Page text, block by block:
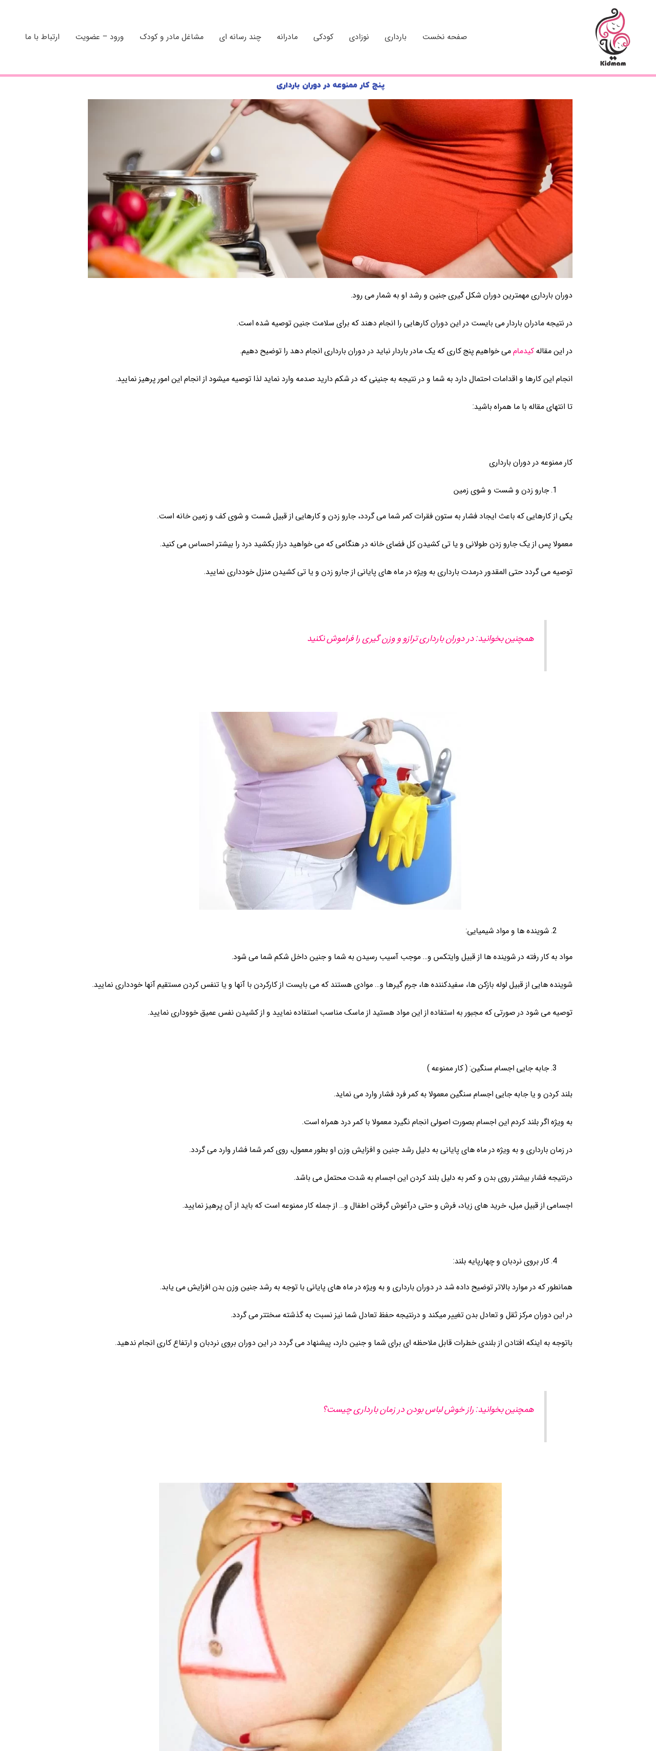
صفحه نخست بارداری نوزادی کودکی مادرانه چند رسانه ای مشاغل مادر و کودک ورود – عضویت ارتباط با ما
پنج کار ممنوعه در دوران بارداری
دوران بارداری مهمترین دوران شکل گیری جنین و رشد او به شمار می رود.
در نتیجه مادران باردار می بایست در این دوران کارهایی را انجام دهند که برای سلامت جنین توصیه شده است.
در این مقالهکیدمام می خواهیم پنج کاری که یک مادر باردار نباید در دوران بارداری انجام دهد را توضیح دهیم.
انجام این کارها و اقدامات احتمال دارد به شما و در نتیجه به جنینی که در شکم دارید صدمه وارد نماید لذا توصیه میشود از انجام این امور پرهیز نمایید.
تا انتهای مقاله با ما همراه باشید:
کار ممنوعه در دوران بارداری
جارو زدن و شست و شوی زمین
یکی از کارهایی که باعث ایجاد فشار به ستون فقرات کمر شما می گردد، جارو زدن و کارهایی از قبیل شست و شوی کف و زمین خانه است.
معمولا پس از یک جارو زدن طولانی و یا تی کشیدن کل فضای خانه در هنگامی که می خواهید دراز بکشید درد را بیشتر احساس می کنید.
توصیه می گردد حتی المقدور درمدت بارداری به ویژه در ماه های پایانی از جارو زدن و یا تی کشیدن منزل خودداری نمایید.
همچنین بخوانید: در دوران بارداری ترازو و وزن گیری را فراموش نکنید
شوینده ها و مواد شیمیایی:
مواد به کار رفته در شوینده ها از قبیل وایتکس و… موجب آسیب رسیدن به شما و جنین داخل شکم شما می شود.
شوینده هایی از قبیل لوله بازکن ها، سفیدکننده ها، جرم گیرها و… موادی هستند که می بایست از کارکردن با آنها و یا تنفس کردن مستقیم آنها خودداری نمایید.
توصیه می شود در صورتی که مجبور به استفاده از این مواد هستید از ماسک مناسب استفاده نمایید و از کشیدن نفس عمیق خووداری نمایید.
جابه جایی اجسام سنگین: ( کار ممنوعه )
بلند کردن و یا جابه جایی اجسام سنگین معمولا به کمر فرد فشار وارد می نماید.
به ویژه اگر بلند کردم این اجسام بصورت اصولی انجام نگیرد معمولا با کمر درد همراه است.
در زمان بارداری و به ویژه در ماه های پایانی به دلیل رشد جنین و افزایش وزن او بطور معمول، روی کمر شما فشار وارد می گردد.
درنتیجه فشار بیشتر روی بدن و کمر به دلیل بلند کردن این اجسام به شدت محتمل می باشد.
اجسامی از قبیل مبل، خرید های زیاد، فرش و حتی درآغوش گرفتن اطفال و… از جمله کار ممنوعه است که باید از آن پرهیز نمایید.
کار بروی نردبان و چهارپایه بلند:
همانطور که در موارد بالاتر توضیح داده شد در دوران بارداری و به ویژه در ماه های پایانی با توجه به رشد جنین وزن بدن افزایش می یابد.
در این دوران مرکز ثقل و تعادل بدن تغییر میکند و درنتیجه حفظ تعادل شما نیز نسبت به گذشته سختتر می گردد.
باتوجه به اینکه افتادن از بلندی خطرات قابل ملاحظه ای برای شما و جنین دارد، پیشنهاد می گردد در این دوران بروی نردبان و ارتفاع کاری انجام ندهید.
همچنین بخوانید: راز خوش لباس بودن در زمان بارداری چیست؟